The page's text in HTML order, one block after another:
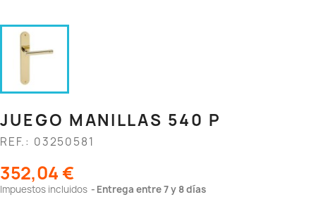
JUEGO MANILLAS 540 P
REF.: 03250581
352,04 €
Impuestos incluidos Entrega entre 7 y 8 días